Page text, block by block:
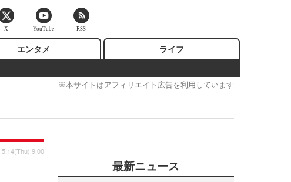
エンタメ ライフ
※本サイトはアフィリエイト広告を利用しています
9:00
最新ニュース
X YouTube RSS